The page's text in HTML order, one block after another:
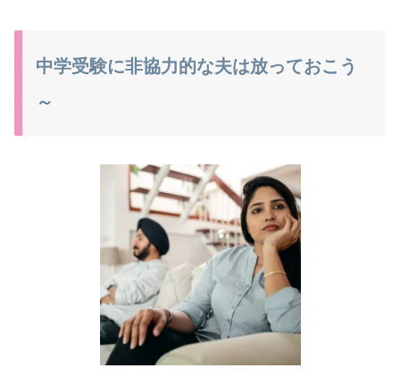
中学受験に非協力的な夫は放っておこう
～